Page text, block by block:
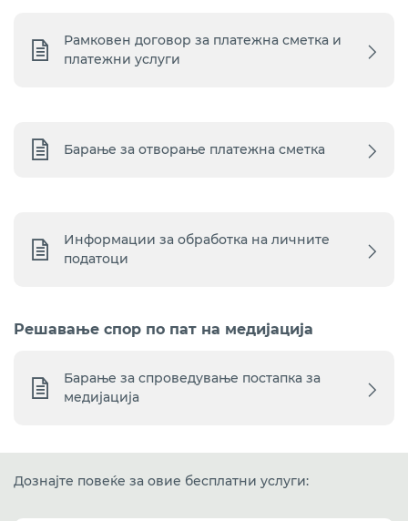
Рамковен договор за платежна сметка и
платежни услуги
Барање за отворање платежна сметка
Информации за обработка на личните
податоци
Решавање спор по пат на медијација
Барање за спроведување постапка за
медијација
Дознајте повеќе за овие бесплатни услуги: